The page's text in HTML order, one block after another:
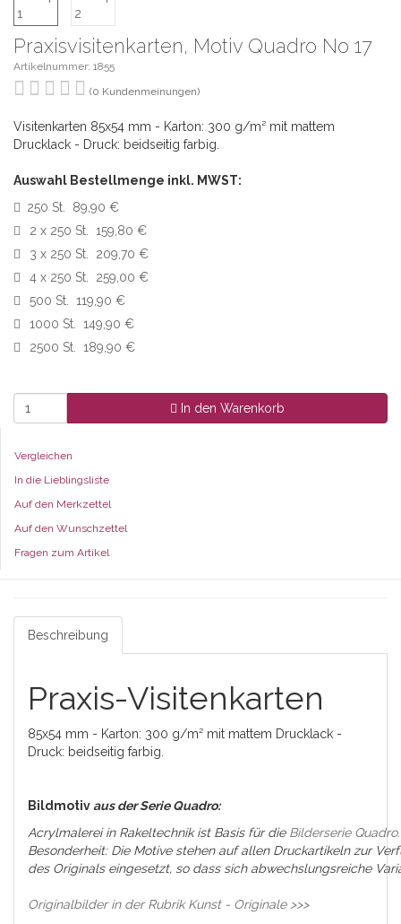
Praxisvisitenkarten, Motiv Quadro No 17
Artikelnummer: 1855
(0 Kundenmeinungen)
Visitenkarten 85x54 mm - Karton: 300 g/m² mit mattem
Drucklack - Druck: beidseitig farbig.
Auswahl Bestellmenge inkl. MWST:
250 St. 89,90 €
2 x 250 St. 159,80 €
3 x 250 St. 209,70 €
4 x 250 St. 259,00 €
500 St. 119,90 €
1000 St. 149,90 €
2500 St. 189,90 €
In den Warenkorb
Vergleichen
In die Lieblingsliste
Auf den Merkzettel
Auf den Wunschzettel
Fragen zum Artikel
Beschreibung
Praxis-Visitenkarten
85x54 mm - Karton: 300 g/m² mit mattem Drucklack -
Druck: beidseitig farbig.
Bildmotivaus der Serie Quadro:
Acrylmalerei in Rakeltechnik ist Basis für die Bilderserie
Besonderheit: Die Motive stehen auf allen Druckartikeln zur
des Originals eingesetzt, so dass sich abwechslungsreiche
Originalbilder in der Rubrik Kunst - Originale >>>